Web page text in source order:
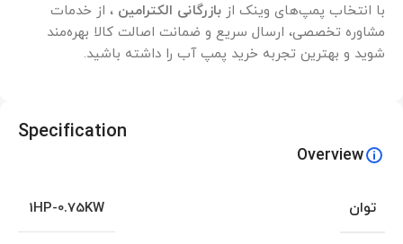
با انتخاب پمپ‌های وینک از بازرگانی الکترامین ، از خدمات
مشاوره تخصصی، ارسال سریع و ضمانت اصالت کالا بهره‌مند
شوید و بهترین تجربه خرید پمپ آب را داشته باشید.
Specification
Overview
توان 1HP-0.75KW